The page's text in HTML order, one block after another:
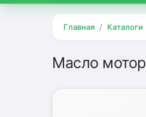
Главная Каталоги
Масло